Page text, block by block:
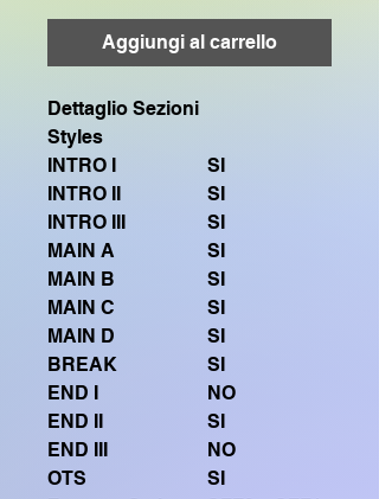
Aggiungi al carrello
Dettaglio Sezioni
Styles
INTRO I
SI
INTRO II
SI
INTRO III
SI
MAIN A
SI
MAIN B
SI
MAIN C
SI
MAIN D
SI
BREAK
SI
END I
NO
END II
SI
END III
NO
OTS
SI